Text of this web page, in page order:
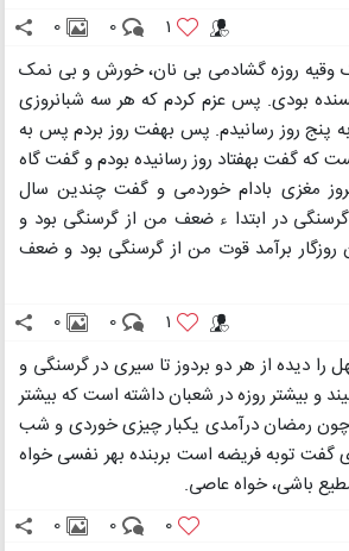
1
0
0
روزه گشادمی بی نان، خورش و بی نمک
بودی. پس عزم کردم که هر سه شبانروزی
پنج روز رسانیدم. پس بهفت روز بردم پس به
که گفت بهفتاد روز رسانیده بودم و گفت گاه
مغزی بادام خوردمی و گفت چندین سال
در ابتدا ء ضعف من از گرسنگی بود و
برآمد قوت من از گرسنگی بود و ضعف
1
0
0
را دیده از هر دو بردوز تا سیری در گرسنگی و
و بیشتر روزه در شعبان داشته است که بیشتر
چون رمضان درآمدی یکبار چیزی خوردی و شب
گفت توبه فریضه است بربنده بهر نفسی خواه
باشی، خواه عاصی.
0
0
0